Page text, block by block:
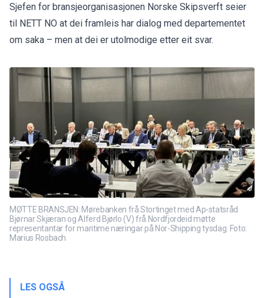
Sjefen for bransjeorganisasjonen Norske Skipsverft seier
til NETT NO at dei framleis har dialog med departementet
om saka – men at dei er utolmodige etter eit svar.
MØTTE BRANSJEN: Mørebanken frå Stortinget med Ap-statsråd
Bjørnar Skjæran og Alferd Bjørlo (V) frå Nordfjordeid møtte
representantar for maritime næringar på Nor-Shipping tysdag. Foto:
Marius Rosbach
LES OGSÅ